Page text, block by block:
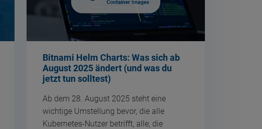
Bitnami Helm Charts: Was sich ab
August 2025 ändert (und was du
jetzt tun solltest)
Ab dem 28. August 2025 steht eine
wichtige Umstellung bevor, die alle
Kubernetes-Nutzer betrifft, alle, die